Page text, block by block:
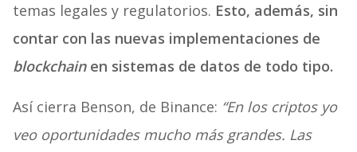
temas legales y regulatorios. Esto, además, sin
contar con las nuevas implementaciones de
blockchainen sistemas de datos de todo tipo.
Así cierra Benson, de Binance: “En los criptos yo
veo oportunidades mucho más grandes. Las